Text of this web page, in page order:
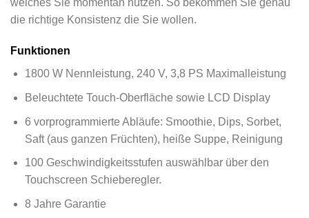
die richtige Konsistenz die Sie wollen.
Funktionen
1800 W Nennleistung, 240 V, 3,8 PS Maximalleistung
Beleuchtete Touch-Oberfläche sowie LCD Display
6 vorprogrammierte Abläufe: Smoothie, Dips, Sorbet,
Saft (aus ganzen Früchten), heiße Suppe, Reinigung
100 Geschwindigkeitsstufen auswählbar über den
Touchscreen Schieberegler.
8 Jahre Garantie